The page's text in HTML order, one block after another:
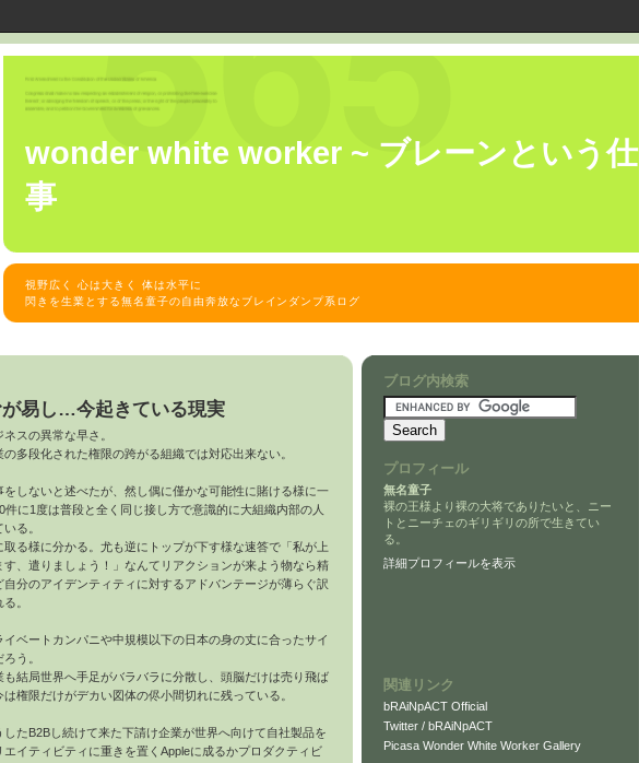
wonder white worker ~ ブレーンという仕
事
視野広く 心は大きく 体は水平に
閃きを生業とする無名童子の自由奔放なブレインダンプ系ログ
易し…今起きている現実
スの異常な早さ。
多段化された権限の跨がる組織では対応出来ない。
しないと述べたが、然し偶に僅かな可能性に賭ける様に一
に1度は普段と全く同じ接し方で意識的に大組織内部の人
る。
る様に分かる。尤も逆にトップが下す様な速答で「私が上
、遣りましょう！」なんてリアクションが来よう物なら精
分のアイデンティティに対するアドバンテージが薄らぐ訳
。
ベートカンパニや中規模以下の日本の身の丈に合ったサイ
う。
結局世界へ手足がバラバラに分散し、頭脳だけは売り飛ば
権限だけがデカい図体の侭小間切れに残っている。
たB2Bし続けて来た下請け企業が世界へ向けて自社製品を
イティビティに重きを置くAppleに成るかプロダクティビ
ブログ内検索
プロフィール
無名童子
裸の王様より裸の大将でありたいと、ニー
トとニーチェのギリギリの所で生きてい
る。
詳細プロフィールを表示
関連リンク
bRAiNpACT Official
Twitter / bRAiNpACT
Picasa Wonder White Worker Gallery